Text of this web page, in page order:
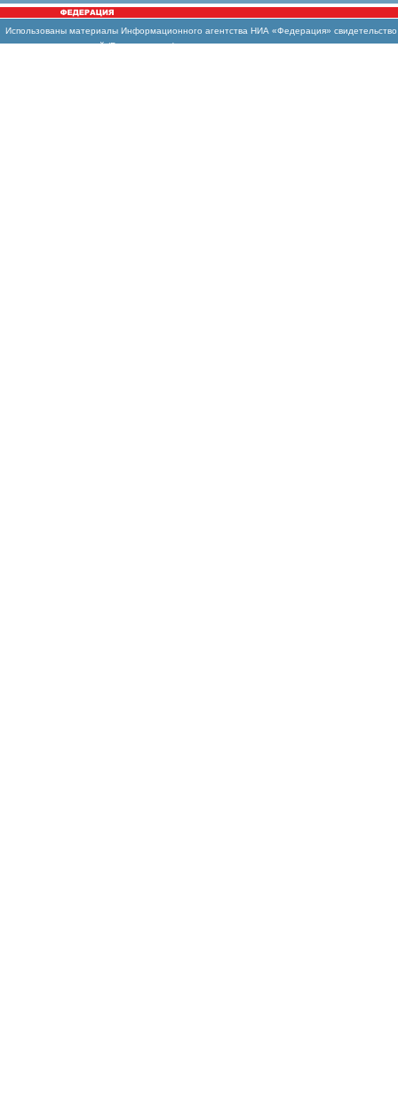
Использованы материалы Информационного агентства НИА «Федерация»
массовых коммуникаций (Роскомнадзор)